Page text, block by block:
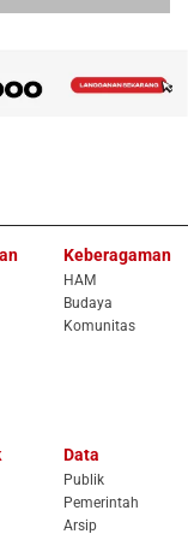
Keberagaman
HAM
Budaya
Komunitas
Data
Publik
Pemerintah
Arsip